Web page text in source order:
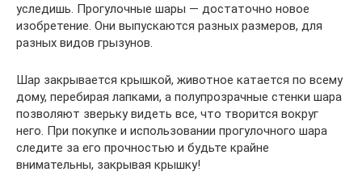
уследишь. Прогулочные шары — достаточно новое
изобретение. Они выпускаются разных размеров, для
разных видов грызунов.
Шар закрывается крышкой, животное катается по всему
дому, перебирая лапками, а полупрозрачные стенки шара
позволяют зверьку видеть все, что творится вокруг
него. При покупке и использовании прогулочного шара
следите за его прочностью и будьте крайне
внимательны, закрывая крышку!